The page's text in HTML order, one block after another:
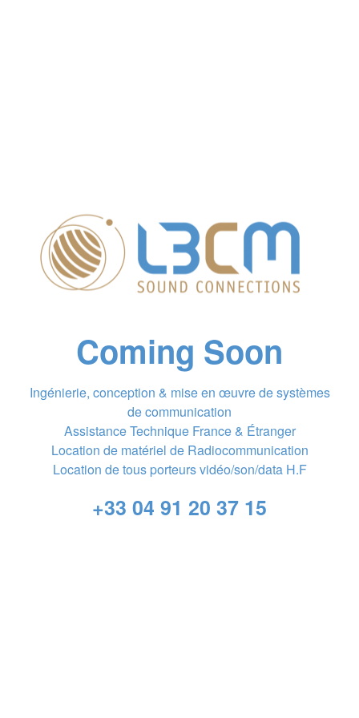
Coming Soon
Ingénierie, conception & mise en œuvre de systèmes
de communication
Assistance Technique France & Étranger
Location de matériel de Radiocommunication
Location de tous porteurs vidéo/son/data H.F
+33 04 91 20 37 15